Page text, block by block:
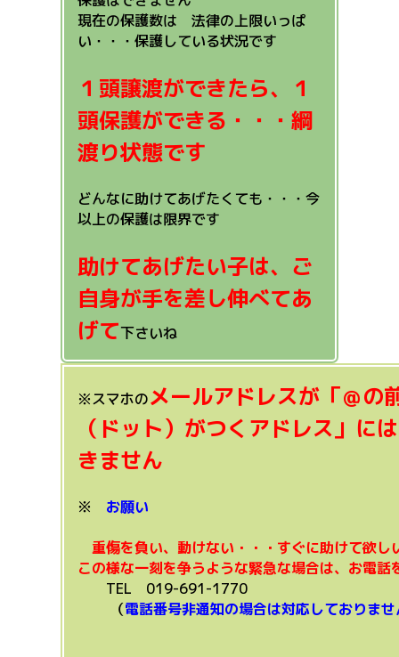
現在の保護数は 法律の上限いっぱ
い・・・保護している状況です
１頭譲渡ができたら、１
頭保護ができる・・・綱
渡り状態です
どんなに助けてあげたくても・・・今
以上の保護は限界です
助けてあげたい子は、ご
自身が手を差し伸べてあ
げて下さいね
※スマホのメールアドレスが「＠の
（ドット）がつくアドレス」に
きません
※ お願い
重傷を負い、動けない・・・すぐに助けて欲し
この様な一刻を争うような緊急な場合は、お電話
TEL 019-691-1770
（電話番号非通知の場合は対応しておりませ